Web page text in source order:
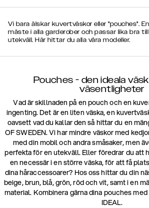
Vi bara älskar kuvertväskor eller "pouches".
måste i alla garderober och passar lika bra
utekväll. Här hittar du alla våra modeller.
Pouches - den ideala
väsentligheter
Vad är skillnaden på en pouch och en
ingenting. Det är en liten väska, en
oavsett vad du kallar den så hittar du en
OF SWEDEN. Vi har mindre väskor med
med din mobil och andra småsaker, men
perfekta för en utekväll. Eller föredrar du att
en necessär i en större väska, för att få
dina håraccessoarer? Hos oss hittar du din
beige, brun, blå, grön, röd och vit, samt i en
material. Kombinera gärna dina pouches
IDEAL.